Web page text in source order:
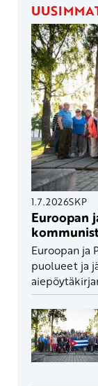
1.7.2026SKP
Euroopan
Euroopan ja
puolueet ja